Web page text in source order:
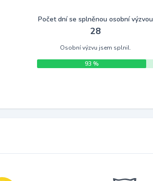
Počet dní se splněnou osobní výzvou
28
Osobní výzvu jsem splnil.
93 %